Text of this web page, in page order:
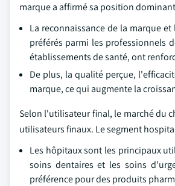
marque a affirmé sa position
La reconnaissance de la marque
préférés parmi les professionnels
établissements de santé, ont
De plus, la qualité perçue,
marque, ce qui augmente la
Selon l'utilisateur final, le marché du
utilisateurs finaux. Le segment
Les hôpitaux sont les principaux
soins dentaires et les soins
préférence pour des produits